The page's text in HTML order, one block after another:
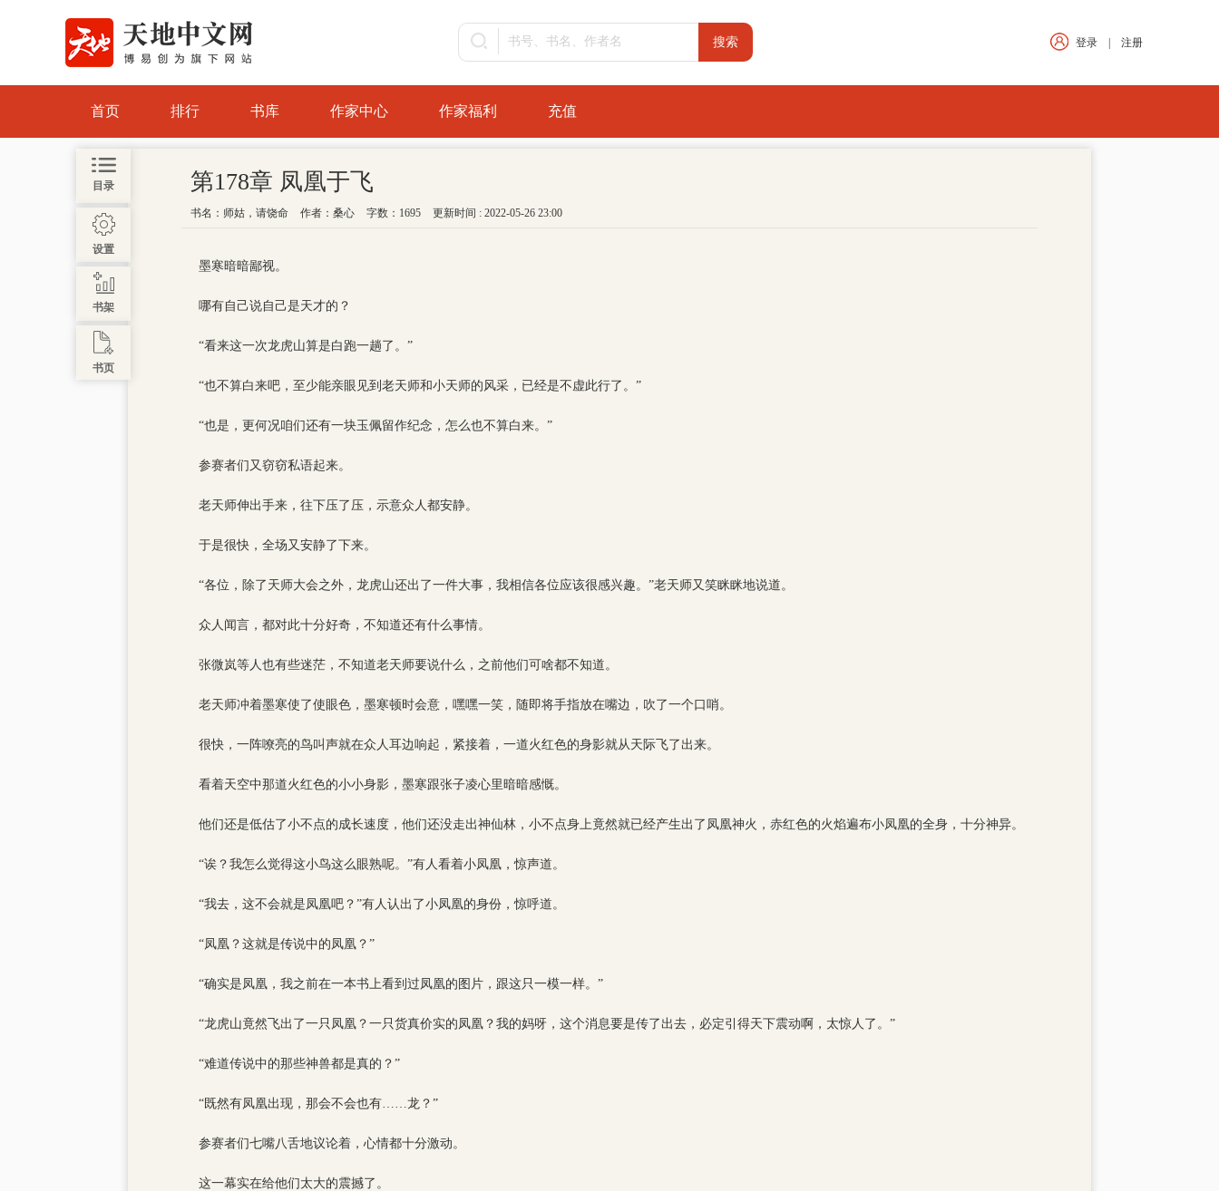
登录 | 注册
首页 排行 书库 作家中心 作家福利 充值
目录
设置
书架
书页
第178章 凤凰于飞
书名： 师姑，请饶命 作者： 桑心 字数：1695 更新时间 : 2022-05-26 23:00
墨寒暗暗鄙视。
哪有自己说自己是天才的？
“看来这一次龙虎山算是白跑一趟了。”
“也不算白来吧，至少能亲眼见到老天师和小天师的风采，已经是不虚此行了。”
“也是，更何况咱们还有一块玉佩留作纪念，怎么也不算白来。”
参赛者们又窃窃私语起来。
老天师伸出手来，往下压了压，示意众人都安静。
于是很快，全场又安静了下来。
“各位，除了天师大会之外，龙虎山还出了一件大事，我相信各位应该很感兴趣。”老天师又笑眯眯地说道。
众人闻言，都对此十分好奇，不知道还有什么事情。
张微岚等人也有些迷茫，不知道老天师要说什么，之前他们可啥都不知道。
老天师冲着墨寒使了使眼色，墨寒顿时会意，嘿嘿一笑，随即将手指放在嘴边，吹了一个口哨。
很快，一阵嘹亮的鸟叫声就在众人耳边响起，紧接着，一道火红色的身影就从天际飞了出来。
看着天空中那道火红色的小小身影，墨寒跟张子凌心里暗暗感慨。
他们还是低估了小不点的成长速度，他们还没走出神仙林，小不点身上竟然就已经产生出了凤凰神火，赤红色的火焰遍布小凤凰的全身，十分神异。
“诶？我怎么觉得这小鸟这么眼熟呢。”有人看着小凤凰，惊声道。
“我去，这不会就是凤凰吧？”有人认出了小凤凰的身份，惊呼道。
“凤凰？这就是传说中的凤凰？”
“确实是凤凰，我之前在一本书上看到过凤凰的图片，跟这只一模一样。”
“龙虎山竟然飞出了一只凤凰？一只货真价实的凤凰？我的妈呀，这个消息要是传了出去，必定引得天下震动啊，太惊人了。”
“难道传说中的那些神兽都是真的？”
“既然有凤凰出现，那会不会也有……龙？”
参赛者们七嘴八舌地议论着，心情都十分激动。
这一幕实在给他们太大的震撼了。